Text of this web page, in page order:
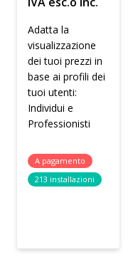
Adatta la
visualizzazione
dei tuoi prezzi in
base ai profili dei
tuoi utenti:
Individui e
Professionisti
A pagamento
213 installazioni